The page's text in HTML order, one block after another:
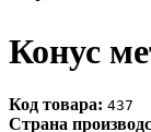
Конус
Код товара: 437
Страна